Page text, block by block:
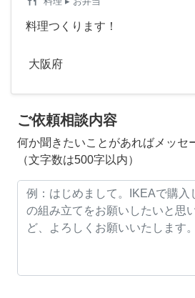
料理つくります！
大阪府
ご依頼相談内容
何か聞きたいことがあればメッセ
（文字数は500字以内）